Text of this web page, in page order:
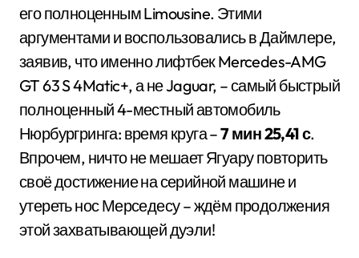
его полноценным Limousine. Этими
аргументами и воспользовались в Даймлере,
заявив, что именно лифтбек Mercedes-AMG
GT 63 S 4Matic+, а не Jaguar, – самый быстрый
полноценный 4-местный автомобиль
Нюрбургринга: время круга –7 мин 25,41 с.
Впрочем, ничто не мешает Ягуару повторить
своё достижение на серийной машине и
утереть нос Мерседесу – ждём продолжения
этой захватывающей дуэли!